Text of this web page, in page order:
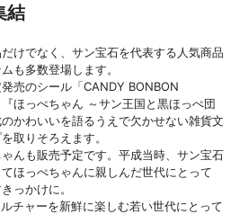
結
けでなく、サン宝石を代表する人気商品
も多数登場します。
売のシール「CANDY BONBON
ほっぺちゃん ～サン王国と黒ほっぺ団
かわいいを語るうえで欠かせない雑貨文
取りそろえます。
んも販売予定です。平成当時、サン宝石
ほっぺちゃんに親しんだ世代にとって
っかけに。
チャーを新鮮に楽しむ若い世代にとって